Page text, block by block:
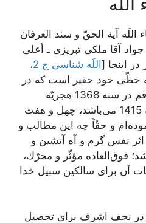
اللَه آية الحقّ و سند العرفان
آقا ملكى تبريزى ـ أعلى
در اینجا [
اللَه شناسی ج 2،
خطّى خود حقير است كه در
ايّام طلبگى در بلده طيّبه قم در سنه 1368 هجريّه
قمريّه يعنى تا الآن كه سنه 1415 می‌باشد، چهل و هفت
و حقّاً چه اين مطالب و
نفس گرم و آه آتشين و
فوق‌‏العاده مؤثّر و محرّك،
آن براى سالكين سبيل خدا
در نجف اشرف براى تحصيل